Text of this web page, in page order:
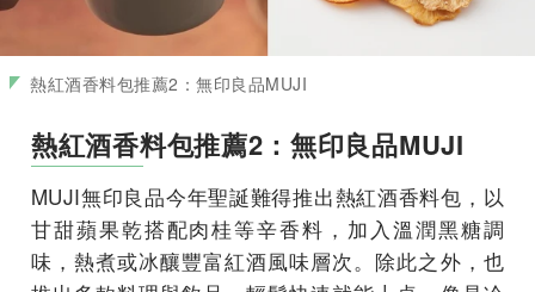
熱紅酒香料包推薦2：無印良品MUJI
熱紅酒香料包推薦2：無印良品MUJI
MUJI無印良品今年聖誕難得推出熱紅酒香料包，以
甘甜蘋果乾搭配肉桂等辛香料，加入溫潤黑糖調
味，熱煮或冰釀豐富紅酒風味層次。除此之外，也